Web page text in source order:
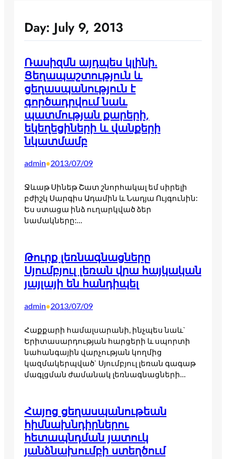
Day: July 9, 2013
Ռասիզմն այդպես կլինի.
Ցեղապաշտություն և
ցեղասպանություն է
գործադրվում նաև
պատմության քարերի,
եկեղեցիների և վանքերի
նկատմամբ
admin•2013/07/09
Ջևաթ Սինեթ Շատ շնորհակալ եմ սիրելի
բժիշկ Սարգիս Ադամին և Նադյա Ույգունին:
Ես ստացա ինձ ուղարկված ձեր
նամակները:…
Թուրք լեռնագնացները
Սյումբյուլ լեռան վրա հայկական
յայլայի են հանդիպել
admin•2013/07/09
Հաքքարի համալսարանի, ինչպես նաև`
Երիտասարդության հարցերի և սպորտի
նահանգային վարչության կողմից
կազմակերպված` Սյումբյուլ լեռան գագաթ
մագլցման ժամանակ լեռնագնացների…
Հայոց ցեղասպանութեան
հիմնախնդիրներու
հետապնդման յատուկ
յանձնախումբի ստեղծում